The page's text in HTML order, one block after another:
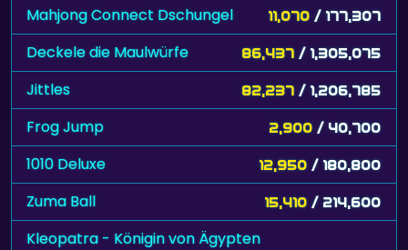
Mahjong Connect Dschungel 11,070 / 177,307
Deckele die Maulwürfe 86,437 / 1,305,075
Jittles 82,237 / 1,206,785
Frog Jump 2,900 / 40,700
1010 Deluxe 12,950 / 180,800
Zuma Ball 15,410 / 214,600
Kleopatra - Königin von Ägypten